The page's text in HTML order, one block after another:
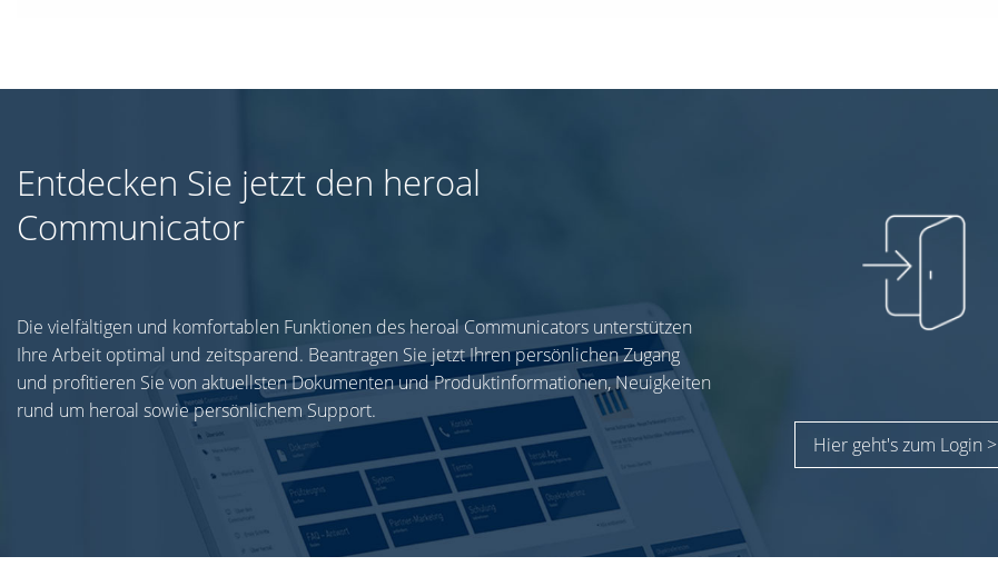
Entdecken Sie jetzt den heroal
Communicator
Die vielfältigen und komfortablen Funktionen des heroal Communicators unterstützen
Ihre Arbeit optimal und zeitsparend. Beantragen Sie jetzt Ihren persönlichen Zugang
und profitieren Sie von aktuellsten Dokumenten und Produktinformationen, Neuigkeiten
rund um heroal sowie persönlichem Support.
Hier geht's zum Login >